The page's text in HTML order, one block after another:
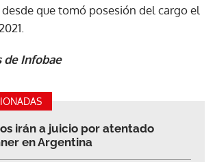
que tomó posesión del cargo el
de Infobae
irán a juicio por atentado
en Argentina